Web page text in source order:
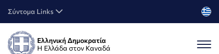
Σύντομα Links
Ελληνική Δημοκρατία
Η Ελλάδα στον Καναδά